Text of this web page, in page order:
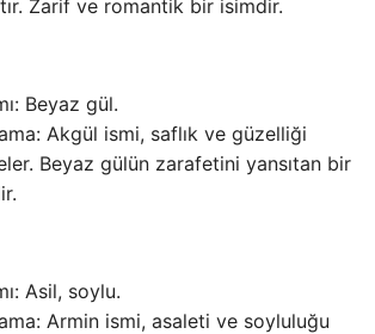
Zarif ve romantik bir isimdir.
Beyaz gül.
Akgül ismi, saflık ve güzelliği
Beyaz gülün zarafetini yansıtan bir
Asil, soylu.
Armin ismi, asaleti ve soyluluğu